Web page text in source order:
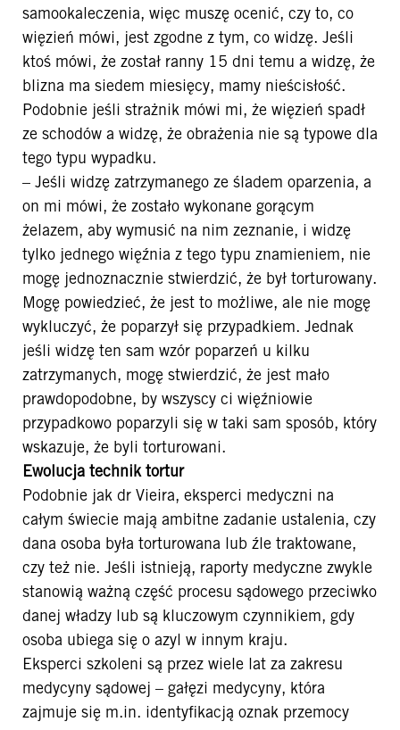
samookaleczenia, więc muszę ocenić, czy to, co
więzień mówi, jest zgodne z tym, co widzę. Jeśli
ktoś mówi, że został ranny 15 dni temu a widzę, że
blizna ma siedem miesięcy, mamy nieścisłość.
Podobnie jeśli strażnik mówi mi, że więzień spadł
ze schodów a widzę, że obrażenia nie są typowe dla
tego typu wypadku.
– Jeśli widzę zatrzymanego ze śladem oparzenia, a
on mi mówi, że zostało wykonane gorącym
żelazem, aby wymusić na nim zeznanie, i widzę
tylko jednego więźnia z tego typu znamieniem, nie
mogę jednoznacznie stwierdzić, że był torturowany.
Mogę powiedzieć, że jest to możliwe, ale nie mogę
wykluczyć, że poparzył się przypadkiem. Jednak
jeśli widzę ten sam wzór poparzeń u kilku
zatrzymanych, mogę stwierdzić, że jest mało
prawdopodobne, by wszyscy ci więźniowie
przypadkowo poparzyli się w taki sam sposób, który
wskazuje, że byli torturowani.
Ewolucja technik tortur
Podobnie jak dr Vieira, eksperci medyczni na
całym świecie mają ambitne zadanie ustalenia, czy
dana osoba była torturowana lub źle traktowane,
czy też nie. Jeśli istnieją, raporty medyczne zwykle
stanowią ważną część procesu sądowego przeciwko
danej władzy lub są kluczowym czynnikiem, gdy
osoba ubiega się o azyl w innym kraju.
Eksperci szkoleni są przez wiele lat za zakresu
medycyny sądowej – gałęzi medycyny, która
zajmuje się m.in. identyfikacją oznak przemocy